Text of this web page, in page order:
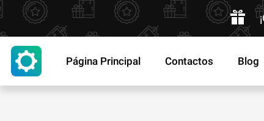
Página Principal Contactos Blog